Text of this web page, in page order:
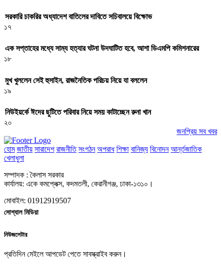
সরকারি চাকরির অধ্যাদেশ বাতিলের দাবিতে সচিবালয়ে বিক্ষোভ
১৭
এক সপ্তাহের মধ্যে সাম্য হত্যার ঘটনা উদঘাটিত হবে, আশা ডিএমপি কমিশনারের
১৮
মুখ খুললেন সেই হুসাইন, রাজনৈতিক পরিচয় নিয়ে যা বললেন
১৯
নিউইয়র্কে ঈদের ছুটিতে পরিবার নিয়ে সময় কাটাচ্ছেন রুনা খান
২০
জনপ্রিয় সব খবর
হোম জাতীয় সারাদেশ রাজনীতি সংগঠন অপরাধ শিক্ষা বানিজ্য বিনোদন আর্ন্তজাতিক
খেলাধুলা
সম্পাদক : কৈলাস সরকার
কার্যালয়: একে কমপ্লেক্স, কদমতলী, কেরানীগঞ্জ, ঢাকা-১৩১০।
মোবাইল: 01912919507
সোশ্যাল মিডিয়া
নিউজলেটার
প্রতিদিন মেইলে আপডেট পেতে সাবস্ক্রাইব করুন।